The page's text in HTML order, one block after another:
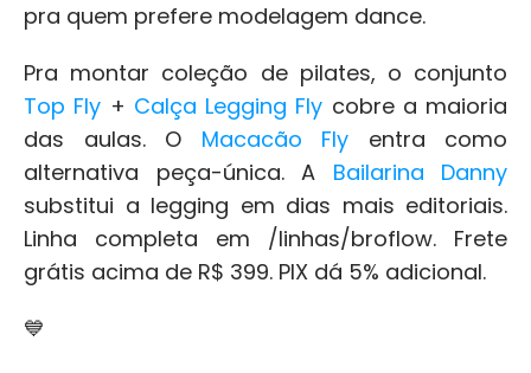
pra quem prefere modelagem dance.
Top Fly + Calça Legging Fly cobre a maioria
das aulas. O Macacão Fly entra como
alternativa peça-única. A Bailarina Danny
substitui a legging em dias mais editoriais.
Linha completa em /linhas/broflow. Frete
grátis acima de R$ 399. PIX dá 5% adicional.
💙